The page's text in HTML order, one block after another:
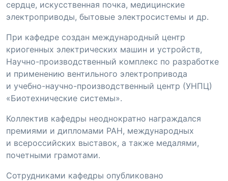
сердце, искусственная почка, медицинские
электроприводы, бытовые электросистемы и др.
При кафедре создан международный центр
криогенных электрических машин и устройств,
Научно-производственный комплекс по разработке
и применению вентильного электропривода
и учебно-научно-производственный центр (УНПЦ)
«Биотехнические системы».
Коллектив кафедры неоднократно награждался
премиями и дипломами РАН, международных
и всероссийских выставок, а также медалями,
почетными грамотами.
Сотрудниками кафедры опубликовано